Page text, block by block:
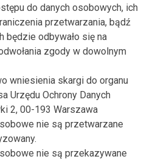
do danych osobowych, ich
przetwarzania, bądź
będzie odbywało się na
zgody w dowolnym
wniesienia skargi do organu
Urzędu Ochrony Danych
2, 00-193 Warszawa
nie są przetwarzane
nie są przekazywane